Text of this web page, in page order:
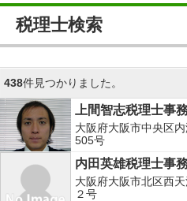
税理士検索
438件見つかりました。
上間智志税理士事
大阪府大阪市中央区
505号
内田英雄税理士事
大阪府大阪市北区西
２号